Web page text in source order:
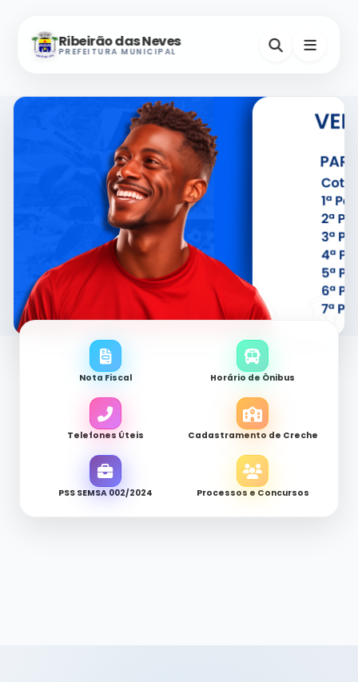
Ribeirão das Neves
PREFEITURA MUNICIPAL
Nota Fiscal Horário de Ônibus
Telefones Úteis Cadastramento de Creche
PSS SEMSA 002/2024 Processos e Concursos
Nevinho
Assistente Virtual
A-
Horários e Endereços Secretarias